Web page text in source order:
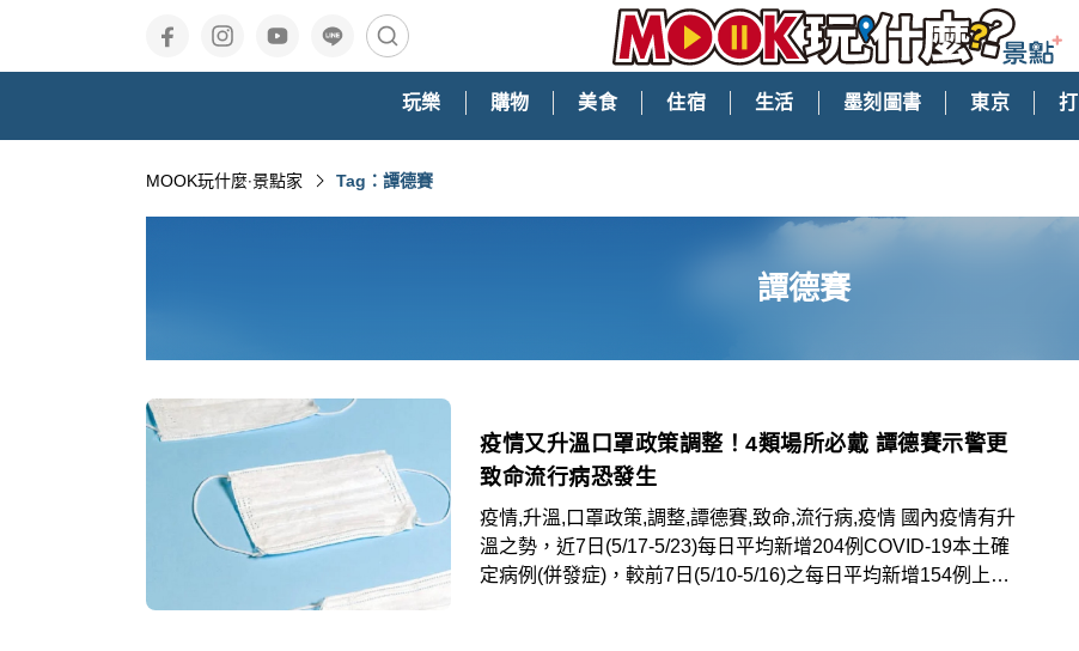
玩樂 購物 美食 住宿 生活 墨刻圖書 東京
MOOK玩什麼‧景點家 Tag：譚德賽
譚德賽
疫情又升溫口罩政策調整！4類場所必戴 譚德賽示警更
致命流行病恐發生
疫情,升溫,口罩政策,調整,譚德賽,致命,流行病,疫情 國內疫情有升
溫之勢，近7日(5/17-5/23)每日平均新增204例COVID-19本土確
定病例(併發症)，較前7日(5/10-5/16)之每日平均新增154例上